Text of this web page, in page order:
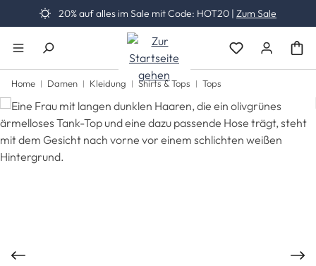
Zum Hauptinhalt springen
20% auf alles im Sale mit Code: HOT20 | Zum Sale
Du hast 0
Home Damen Kleidung Shirts & Tops Tops
Bildergalerie überspringen